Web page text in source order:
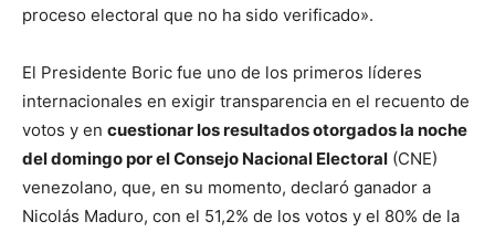
proceso electoral que no ha sido verificado».
El Presidente Boric fue uno de los primeros líderes
internacionales en exigir transparencia en el recuento de
votos y en cuestionar los resultados otorgados la noche
del domingo por el Consejo Nacional Electoral (CNE)
venezolano, que, en su momento, declaró ganador a
Nicolás Maduro, con el 51,2% de los votos y el 80% de la